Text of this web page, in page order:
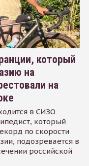
который
на
на
в СИЗО
который
по скорости
подозревается в
российской